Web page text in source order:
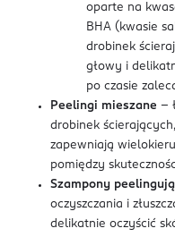
oparte na
BHA (kwasie
drobinek
głowy i
po czasie
Peelingi mieszane –
drobinek
zapewniają
pomiędzy
Szampony
oczyszczania i
delikatnie oczyścić